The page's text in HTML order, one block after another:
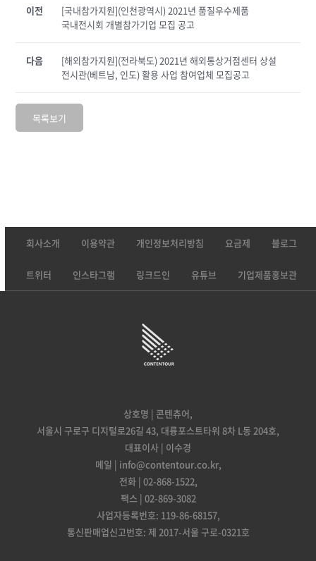
이전
[국내참가지원](인천광역시) 2021년 품질우수제품
국내전시회 개별참가기업 모집 공고
[해외참가지원](전라북도) 2021년 해외통상거점센터 상설
전시관(베트남, 인도) 활용 사업 참여업체 모집공고
다음
목록보기
회사소개 이용약관 개인정보처리방침 요금제 블로그
트위터 인스타그램 링크드인 유튜브 기업제품홍보관
상호명 | 콘텐츄어,
서울시 구로구 디지털로26길 43, 대륭포스트타워 8차 L동 204호,
대표이사 | 이수경
메일 | info@contentour.co.kr,
전화 | 02-868-1522,
팩스 | 02-869-3082
사업자등록번호: 119-86-68157,
통신판매업신고번호: 제 2017-서울 구로-0321호